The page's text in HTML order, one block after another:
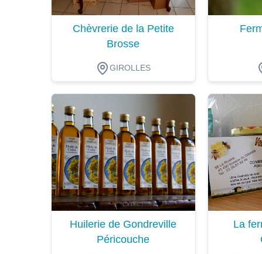
Chèvrerie de la Petite
Brosse
GIROLLES
Dégustation
Huilerie de Gondreville
Péricouche
La